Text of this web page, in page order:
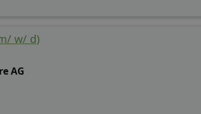
w/ d)
AG